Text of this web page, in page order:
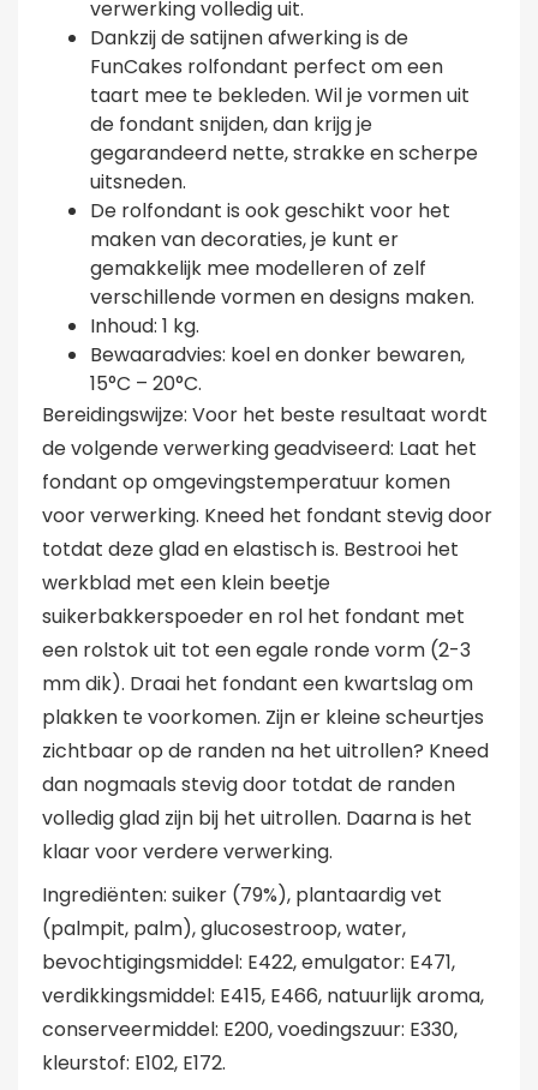
verwerking volledig uit.
Dankzij de satijnen afwerking is de
FunCakes rolfondant perfect om een
taart mee te bekleden. Wil je vormen uit
de fondant snijden, dan krijg je
gegarandeerd nette, strakke en scherpe
uitsneden.
De rolfondant is ook geschikt voor het
maken van decoraties, je kunt er
gemakkelijk mee modelleren of zelf
verschillende vormen en designs maken.
Inhoud: 1 kg.
Bewaaradvies: koel en donker bewaren,
15°C – 20°C.
Bereidingswijze: Voor het beste resultaat wordt
de volgende verwerking geadviseerd: Laat het
fondant op omgevingstemperatuur komen
voor verwerking. Kneed het fondant stevig door
totdat deze glad en elastisch is. Bestrooi het
werkblad met een klein beetje
suikerbakkerspoeder en rol het fondant met
een rolstok uit tot een egale ronde vorm (2-3
mm dik). Draai het fondant een kwartslag om
plakken te voorkomen. Zijn er kleine scheurtjes
zichtbaar op de randen na het uitrollen? Kneed
dan nogmaals stevig door totdat de randen
volledig glad zijn bij het uitrollen. Daarna is het
klaar voor verdere verwerking.
Ingrediënten: suiker (79%), plantaardig vet
(palmpit, palm), glucosestroop, water,
bevochtigingsmiddel: E422, emulgator: E471,
verdikkingsmiddel: E415, E466, natuurlijk aroma,
conserveermiddel: E200, voedingszuur: E330,
kleurstof: E102, E172.